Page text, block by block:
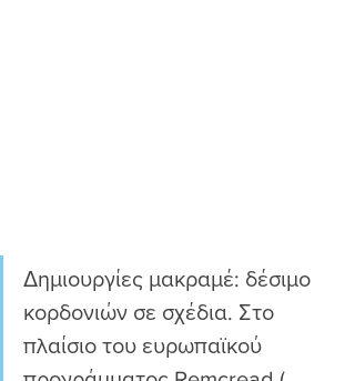
Δημιουργίες μακραμέ: δέσιμο
κορδονιών σε σχέδια. Στο
πλαίσιο του ευρωπαϊκού